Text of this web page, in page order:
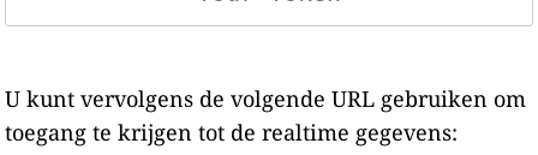
U kunt vervolgens de volgende URL gebruiken om
toegang te krijgen tot de realtime gegevens: